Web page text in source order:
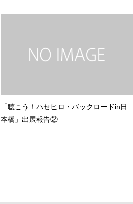
「聴こう！ハセヒロ・バックロードin日
本橋」出展報告②